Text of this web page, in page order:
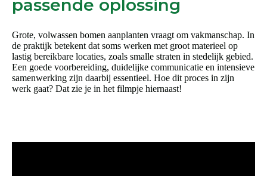
passende oplossing
Grote, volwassen bomen aanplanten vraagt om vakmanschap. In
de praktijk betekent dat soms werken met groot materieel op
lastig bereikbare locaties, zoals smalle straten in stedelijk gebied.
Een goede voorbereiding, duidelijke communicatie en intensieve
samenwerking zijn daarbij essentieel. Hoe dit proces in zijn
werk gaat? Dat zie je in het filmpje hiernaast!